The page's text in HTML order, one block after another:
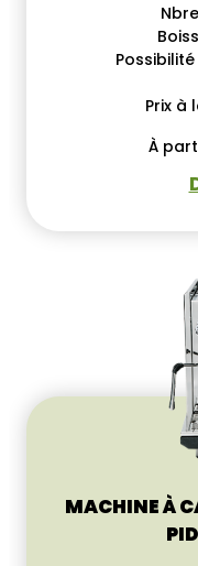
Prix à
À
MACHINE À